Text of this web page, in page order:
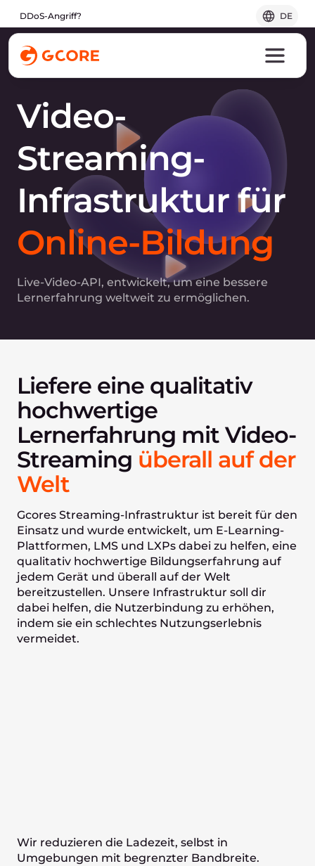
DDoS-Angriff? DE
Video-
Streaming-
Infrastruktur für
Online-Bildung
Live-Video-API, entwickelt, um eine bessere
Lernerfahrung weltweit zu ermöglichen.
Liefere eine qualitativ
hochwertige
Lernerfahrung mit Video-
Streaming überall auf der
Welt
Gcores Streaming-Infrastruktur ist bereit für den
Einsatz und wurde entwickelt, um E-Learning-
Plattformen, LMS und LXPs dabei zu helfen, eine
qualitativ hochwertige Bildungserfahrung auf
jedem Gerät und überall auf der Welt
bereitzustellen. Unsere Infrastruktur soll dir
dabei helfen, die Nutzerbindung zu erhöhen,
indem sie ein schlechtes Nutzungserlebnis
vermeidet.
Wir reduzieren die Ladezeit, selbst in
Umgebungen mit begrenzter Bandbreite.